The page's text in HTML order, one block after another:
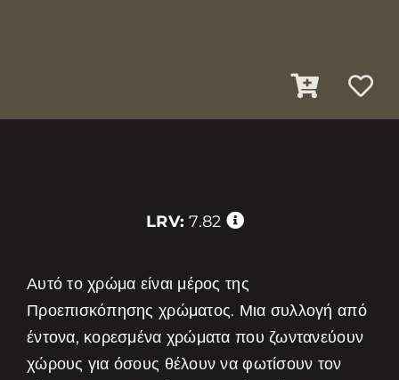
LRV: 7.82
Αυτό το χρώμα είναι μέρος της
Προεπισκόπησης χρώματος. Μια συλλογή από
έντονα, κορεσμένα χρώματα που ζωντανεύουν
χώρους για όσους θέλουν να φωτίσουν τον